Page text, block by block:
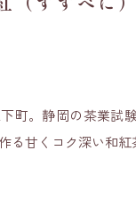
町。静岡の茶業試
る甘くコク深い和紅